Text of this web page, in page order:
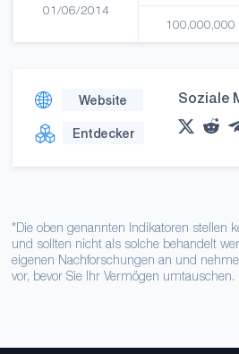
01/06/2014
100,000,000
Website
Entdecker
Soziale
*Die oben genannten Indikatoren stellen
und sollten nicht als solche behandelt
eigenen Nachforschungen an und
vor, bevor Sie Ihr Vermögen umtauschen.